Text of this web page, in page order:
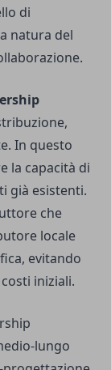
di
natura del
In questo
la capacità di
già esistenti.
che
locale
evitando
iniziali.
lungo